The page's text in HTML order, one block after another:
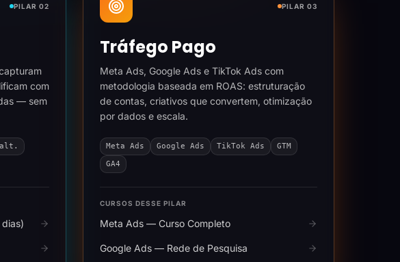
PILAR 02
com
— sem
PILAR 03
Tráfego Pago
Meta Ads, Google Ads e TikTok Ads com
metodologia baseada em ROAS: estruturação
de contas, criativos que convertem, otimização
por dados e escala.
Meta Ads Google Ads TikTok Ads
GTM
GA4
CURSOS DESSE PILAR
Meta Ads — Curso Completo
Google Ads — Rede de Pesquisa